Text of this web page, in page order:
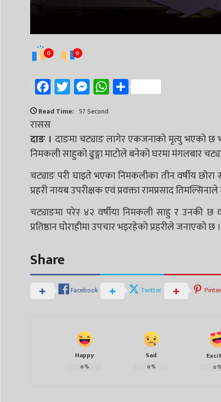
0 0
Facebook
Twitter
Messenger
WhatsApp
Share
Read Time: 57 Second
रासस
दाङ । दाङमा चट्याङ लागेर एकजनाको मृत्यु भएको छ
निमकली साहुको ढुङ्गा माटोले बनेको घरमा मंगलबार
चट्याङ परी घाइते भएका निमकलीका तीन वर्षीय
प्रहरी नायब उपरीक्षक एवं प्रवक्ता रामप्रसाद
चट्याङमा परेर ४२ वर्षीया निमकली साहु र उनकी छ
प्रतिष्ठान घोराहीमा उपचार भइरहेको प्रहरीले जनाएको छ ।
Share
Facebook Twitter
Happy
0%
Sad
0% 0%